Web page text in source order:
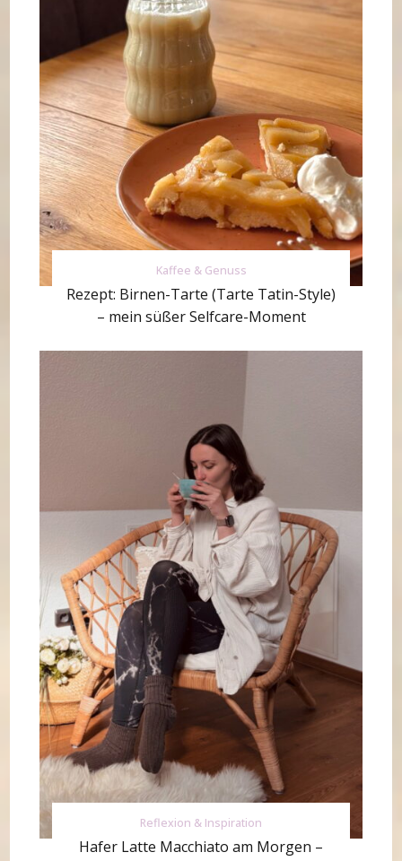
Kaffee & Genuss
Rezept: Birnen-Tarte (Tarte Tatin-Style)
– mein süßer Selfcare-Moment
Reflexion & Inspiration
Hafer Latte Macchiato am Morgen –